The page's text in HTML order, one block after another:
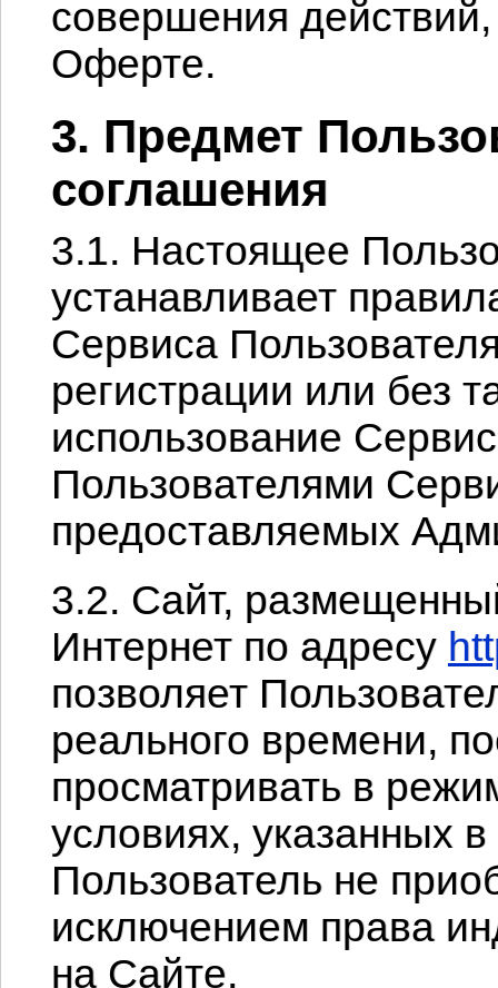
совершения
Оферте.
3. Предмет
соглашения
3.1. Настоящее
устанавливает
Сервиса
регистрации или без
использование
Пользователями
предоставляемых
3.2. Сайт,
Интернет по адресу
позволяет
реального времени,
просматривать в
условиях, указанных
Пользователь не
исключением права
на Сайте.